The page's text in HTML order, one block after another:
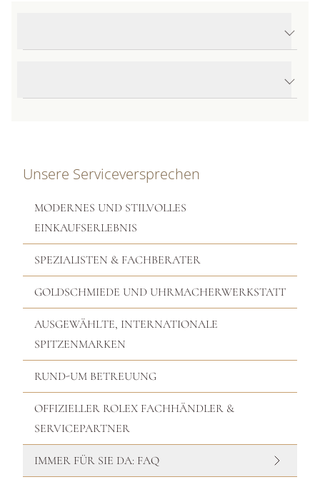
Unsere Serviceversprechen
MODERNES UND STILVOLLES
EINKAUFSERLEBNIS
SPEZIALISTEN & FACHBERATER
GOLDSCHMIEDE UND UHRMACHERWERKSTATT
AUSGEWÄHLTE, INTERNATIONALE
SPITZENMARKEN
RUND-UM BETREUUNG
OFFIZIELLER ROLEX FACHHÄNDLER &
SERVICEPARTNER
IMMER FÜR SIE DA: FAQ